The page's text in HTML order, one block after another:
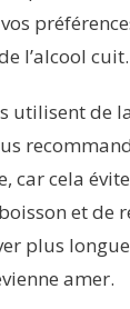
l’alcool cuit.
utilisent de
car cela
et de
plus
amer.